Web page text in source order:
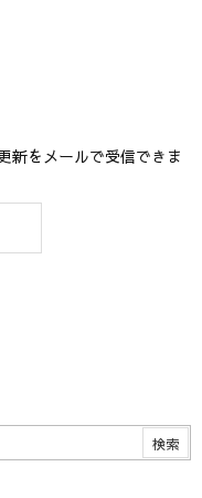
新をメールで受信できま